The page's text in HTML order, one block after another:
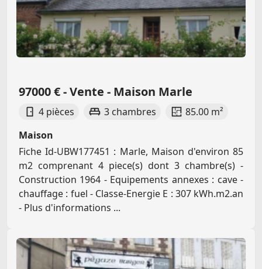
97000 € - Vente - Maison Marle
4 pièces 3 chambres
85.00 m²
Maison
Fiche Id-UBW177451 : Marle, Maison d'environ 85
m2 comprenant 4 piece(s) dont 3 chambre(s) -
Construction 1964 - Equipements annexes : cave -
chauffage : fuel - Classe-Energie E : 307 kWh.m2.an
- Plus d'informations ...